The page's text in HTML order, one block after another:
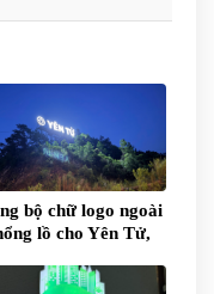
bộ chữ logo ngoài
lồ cho Yên Tử,